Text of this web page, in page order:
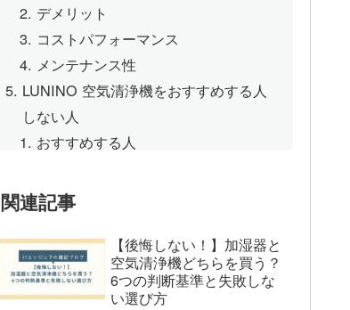
デメリット
コストパフォーマンス
メンテナンス性
LUNINO 空気清浄機をおすすめする人
しない人
おすすめする人
Q&A
Q1. フィルター交換の頻度と費用
は？
Q2. 70畳という広さに本当に対応で
きるの？
関連記事
【後悔しない！】加湿器と
空気清浄機どちらを買う？
6つの判断基準と失敗しな
い選び方